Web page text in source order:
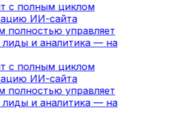
с полным циклом
ИИ-сайта
управляет
и аналитика — на
с полным циклом
ИИ-сайта
управляет
и аналитика — на